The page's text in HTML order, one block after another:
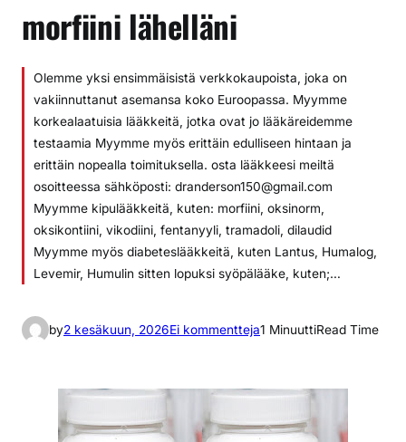
morfiini lähelläni
Olemme yksi ensimmäisistä verkkokaupoista, joka on
vakiinnuttanut asemansa koko Euroopassa. Myymme
korkealaatuisia lääkkeitä, jotka ovat jo lääkäreidemme
testaamia Myymme myös erittäin edulliseen hintaan ja
erittäin nopealla toimituksella. osta lääkkeesi meiltä
osoitteessa sähköposti: dranderson150@gmail.com
Myymme kipulääkkeitä, kuten: morfiini, oksinorm,
oksikontiini, vikodiini, fentanyyli, tramadoli, dilaudid
Myymme myös diabeteslääkkeitä, kuten Lantus, Humalog,
Levemir, Humulin sitten lopuksi syöpälääke, kuten;…
by2 kesäkuun, 2026Ei kommenttejaa
i
k
1 MinuuttiRead Time